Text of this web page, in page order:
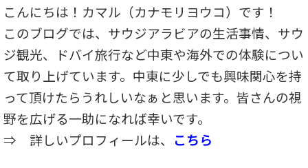
こんにちは！カマル（カナモリヨウコ）です！
このブログでは、サウジアラビアの生活事情、サウ
ジ観光、ドバイ旅行など中東や海外での体験につい
て取り上げています。中東に少しでも興味関心を持
って頂けたらうれしいなぁと思います。皆さんの視
野を広げる一助になれば幸いです。
⇒ 詳しいプロフィールは、 こちら